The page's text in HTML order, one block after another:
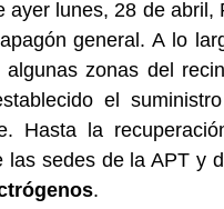
ayer lunes, 28 de abril,
general. A lo
zonas del
el
Hasta la
las sedes de la APT y
.